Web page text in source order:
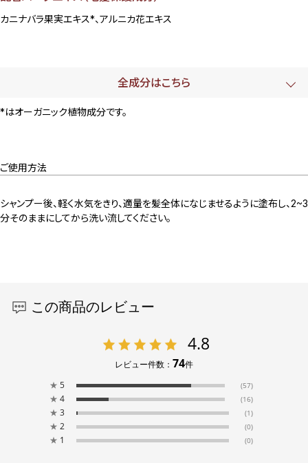
カニナバラ果実エキス*、アルニカ花エキス
全成分はこちら
*はオーガニック植物成分です。
ご使用方法
シャンプー後、軽く水気をきり、適量を髪全体になじませるように塗布し、2~3
分そのままにしてから洗い流してください。
この商品のレビュー
4.8
レビュー件数： 74件
★ 5 (57)
★ 4 (16)
★ 3 (1)
★ 2 (0)
★ 1 (0)